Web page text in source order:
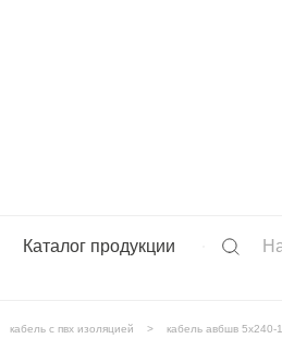
Каталог продукции
кабель с пвх изоляцией кабель авбшв 5х240-1